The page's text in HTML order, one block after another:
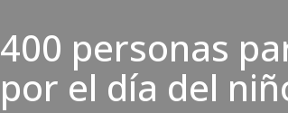
400 personas
por el día del